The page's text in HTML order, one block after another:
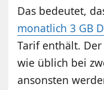
Das bedeutet,
monatlich 3 GB
Tarif enthält.
wie üblich bei
ansonsten